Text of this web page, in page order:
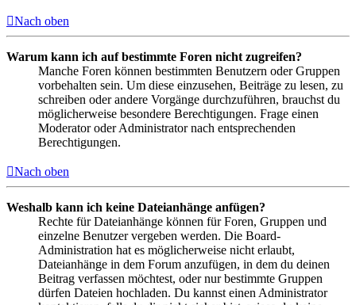
Nach oben
Warum kann ich auf bestimmte Foren nicht zugreifen?
Manche Foren können bestimmten Benutzern oder Gruppen
vorbehalten sein. Um diese einzusehen, Beiträge zu lesen, zu
schreiben oder andere Vorgänge durchzuführen, brauchst du
möglicherweise besondere Berechtigungen. Frage einen
Moderator oder Administrator nach entsprechenden
Berechtigungen.
Nach oben
Weshalb kann ich keine Dateianhänge anfügen?
Rechte für Dateianhänge können für Foren, Gruppen und
einzelne Benutzer vergeben werden. Die Board-
Administration hat es möglicherweise nicht erlaubt,
Dateianhänge in dem Forum anzufügen, in dem du deinen
Beitrag verfassen möchtest, oder nur bestimmte Gruppen
dürfen Dateien hochladen. Du kannst einen Administrator